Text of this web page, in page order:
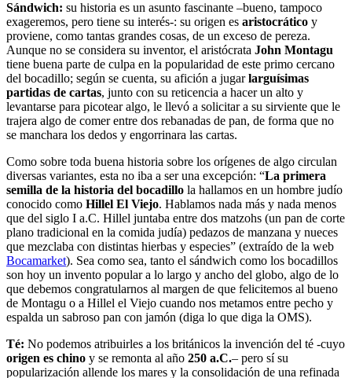
Sándwich: su historia es un asunto fascinante –bueno, tampoco
exageremos, pero tiene su interés-: su origen es aristocrático y
proviene, como tantas grandes cosas, de un exceso de pereza.
Aunque no se considera su inventor, el aristócrata John Montagu
tiene buena parte de culpa en la popularidad de este primo cercano
del bocadillo; según se cuenta, su afición a jugarlarguísimas
partidas de cartas, junto con su reticencia a hacer un alto y
levantarse para picotear algo, le llevó a solicitar a su sirviente que le
trajera algo de comer entre dos rebanadas de pan, de forma que no
se manchara los dedos y engorrinara las cartas.
Como sobre toda buena historia sobre los orígenes de algo circulan
diversas variantes, esta no iba a ser una excepción: “La primera
semilla de la historia del bocadillo la hallamos en un hombre judío
conocido como Hillel El Viejo. Hablamos nada más y nada menos
que del siglo I a.C. Hillel juntaba entre dos matzohs (un pan de corte
plano tradicional en la comida judía) pedazos de manzana y nueces
que mezclaba con distintas hierbas y especies” (extraído de la web
Bocamarket). Sea como sea, tanto el sándwich como los bocadillos
son hoy un invento popular a lo largo y ancho del globo, algo de lo
que debemos congratularnos al margen de que felicitemos al bueno
de Montagu o a Hillel el Viejo cuando nos metamos entre pecho y
espalda un sabroso pan con jamón (diga lo que diga la OMS).
Té: No podemos atribuirles a los británicos la invención del té -cuyo
origen es chino y se remonta al año 250 a.C.– pero sí su
popularización allende los mares y la consolidación de una refinada